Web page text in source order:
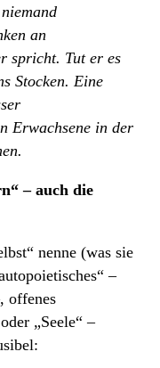
an
spricht. Tut er es
Stocken. Eine
Erwachsene in der
– auch die
nenne (was sie
–
offenes
„Seele“ –